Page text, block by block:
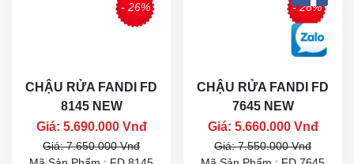
- 26%
CHẬU RỬA FANDI FD
8145 NEW
Giá: 5.690.000 Vnđ
Giá: 7.650.000 Vnđ
- 26%
CHẬU RỬA FANDI FD
7645 NEW
Giá: 5.660.000 Vnđ
Giá: 7.550.000 Vnđ